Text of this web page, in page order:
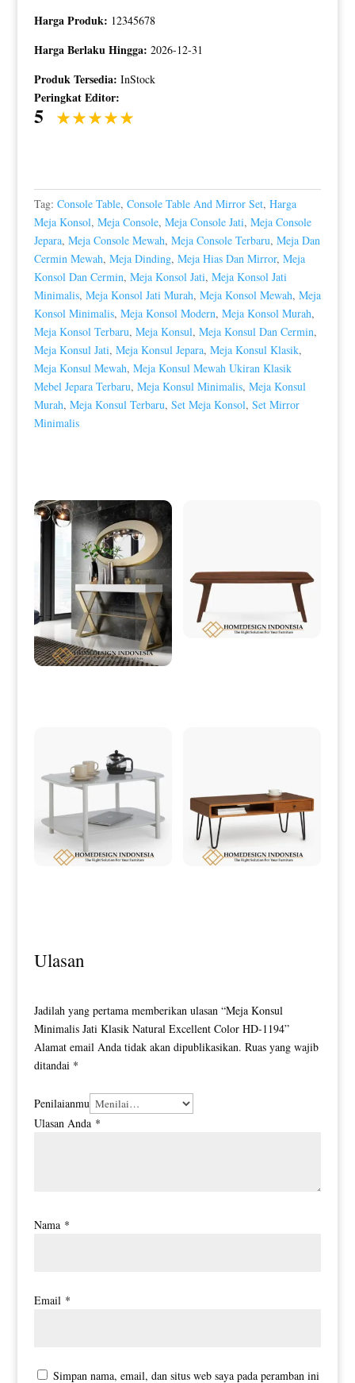
Harga Produk: 12345678
Harga Berlaku Hingga: 2026-12-31
Produk Tersedia: InStock
Peringkat Editor:
5
Tag: Console Table, Console Table And Mirror Set, Harga
Meja Konsol, Meja Console, Meja Console Jati, Meja Console
Jepara, Meja Console Mewah, Meja Console Terbaru, Meja Dan
Cermin Mewah, Meja Dinding, Meja Hias Dan Mirror, Meja
Konsol Dan Cermin, Meja Konsol Jati, Meja Konsol Jati
Minimalis, Meja Konsol Jati Murah, Meja Konsol Mewah, Meja
Konsol Minimalis, Meja Konsol Modern, Meja Konsol Murah,
Meja Konsol Terbaru, Meja Konsul, Meja Konsul Dan Cermin,
Meja Konsul Jati, Meja Konsul Jepara, Meja Konsul Klasik,
Meja Konsul Mewah, Meja Konsul Mewah Ukiran Klasik
Mebel Jepara Terbaru, Meja Konsul Minimalis, Meja Konsul
Murah, Meja Konsul Terbaru, Set Meja Konsol, Set Mirror
Minimalis
Ulasan
Jadilah yang pertama memberikan ulasan “Meja Konsul
Minimalis Jati Klasik Natural Excellent Color HD-1194”
Alamat email Anda tidak akan dipublikasikan. Ruas yang wajib
ditandai *
Penilaianmu
Ulasan Anda *
Nama *
Email *
Simpan nama, email, dan situs web saya pada peramban ini